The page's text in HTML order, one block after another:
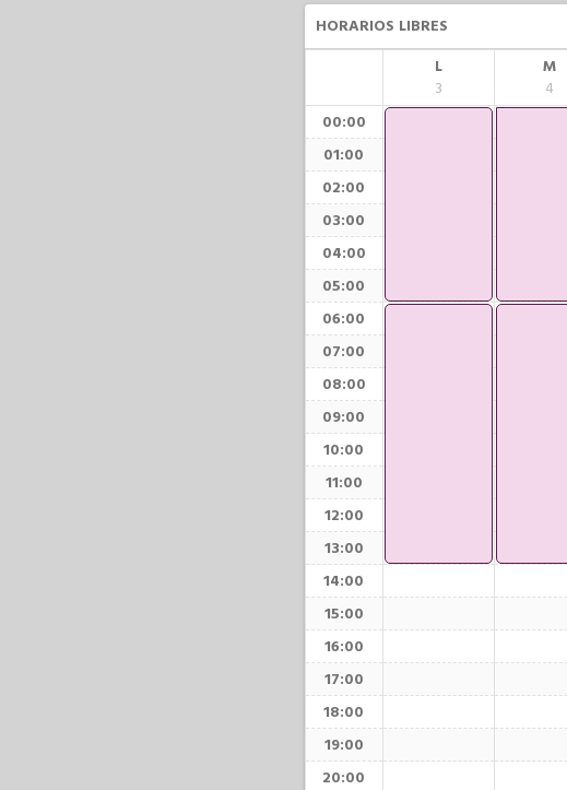
HORARIOS LIBRES
L
3
M
4
00:00
01:00
02:00
03:00
04:00
05:00
06:00
07:00
08:00
09:00
10:00
11:00
12:00
13:00
14:00
15:00
16:00
17:00
18:00
19:00
20:00